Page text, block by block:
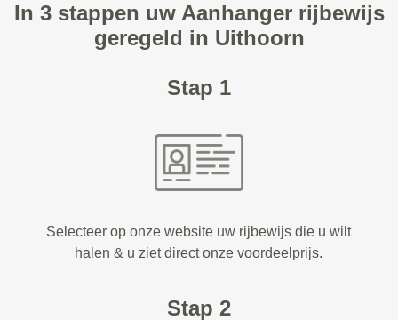
In 3 stappen uw Aanhanger rijbewijs
geregeld in Uithoorn
Stap 1
Selecteer op onze website uw rijbewijs die u wilt
halen & u ziet direct onze voordeelprijs.
Stap 2